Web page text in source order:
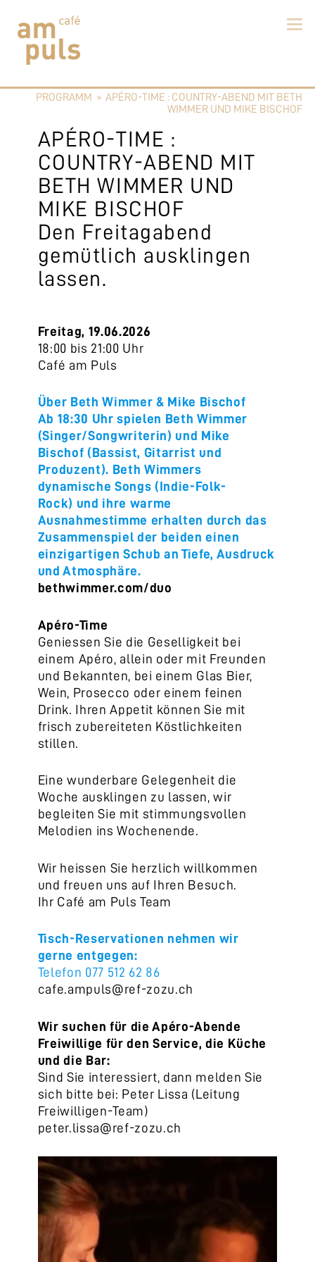
Der beste Kaffee im Zollikerberg
PROGRAMM »APÉRO-TIME : COUNTRY-ABEND MIT BETH
WIMMER UND MIKE BISCHOF
APÉRO-TIME :
COUNTRY-ABEND MIT
BETH WIMMER UND
MIKE BISCHOF
Den Freitagabend
gemütlich ausklingen
lassen.
Freitag, 19.06.2026
18:00 bis 21:00 Uhr
Café am Puls
Über Beth Wimmer & Mike Bischof
Ab 18:30 Uhr spielen Beth Wimmer
(Singer/Songwriterin) und Mike
Bischof (Bassist, Gitarrist und
Produzent). Beth Wimmers
dynamische Songs (Indie-Folk-
Rock) und ihre warme
Ausnahmestimme erhalten durch das
Zusammenspiel der beiden einen
einzigartigen Schub an Tiefe, Ausdruck
und Atmosphäre.
bethwimmer.com/duo
Apéro-Time
Geniessen Sie die Geselligkeit bei
einem Apéro, allein oder mit Freunden
und Bekannten, bei einem Glas Bier,
Wein, Prosecco oder einem feinen
Drink. Ihren Appetit können Sie mit
frisch zubereiteten Köstlichkeiten
stillen.
Eine wunderbare Gelegenheit die
Woche ausklingen zu lassen, wir
begleiten Sie mit stimmungsvollen
Melodien ins Wochenende.
Wir heissen Sie herzlich willkommen
und freuen uns auf Ihren Besuch.
Ihr Café am Puls Team
Tisch-Reservationen nehmen wir
gerne entgegen:
Telefon 077 512 62 86
cafe.ampuls@ref-zozu.ch
Wir suchen für die Apéro-Abende
Freiwillige für den Service, die Küche
und die Bar:
Sind Sie interessiert, dann melden Sie
sich bitte bei: Peter Lissa (Leitung
Freiwilligen-Team)
peter.lissa@ref-zozu.ch